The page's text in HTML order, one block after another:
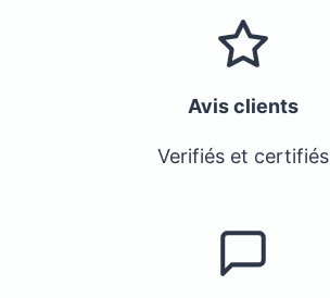
Avis clients
Verifiés et certifiés